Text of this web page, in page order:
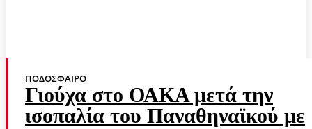
ΠΟΔΌΣΦΑΙΡΟ
Γιούχα στο ΟΑΚΑ μετά την
ισοπαλία του Παναθηναϊκού με